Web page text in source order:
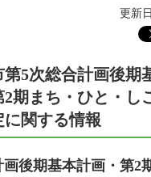
更新
5次総合計画後期
2期まち・ひと・し
関する情報
後期基本計画・第2